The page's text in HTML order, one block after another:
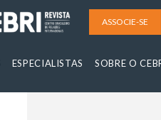
ASSOCIE-SE
ESPECIALISTAS SOBRE O